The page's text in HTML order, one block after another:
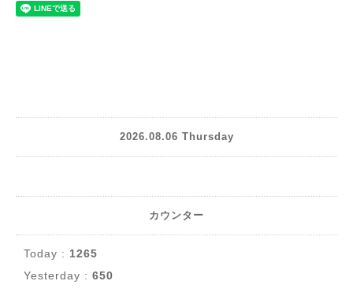
2026.08.06 Thursday
カウンター
Today : 1265
Yesterday : 650